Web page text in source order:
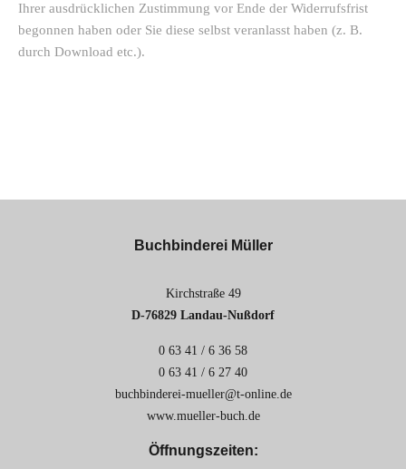
Ihrer ausdrücklichen Zustimmung vor Ende der Widerrufsfrist
begonnen haben oder Sie diese selbst veranlasst haben (z. B.
durch Download etc.).
Buchbinderei Müller
Kirchstraße 49
D-76829 Landau-Nußdorf
0 63 41 / 6 36 58
0 63 41 / 6 27 40
buchbinderei-mueller@t-online.de
www.mueller-buch.de
Öffnungszeiten: